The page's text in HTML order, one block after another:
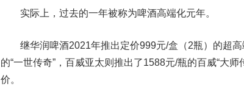
实际上，过去的一年被称为啤酒高端化元年。
继华润啤酒2021年推出定价999元/盒（2瓶）的超高
的“一世传奇”，百威亚太则推出了1588元/瓶的百威“大
价。